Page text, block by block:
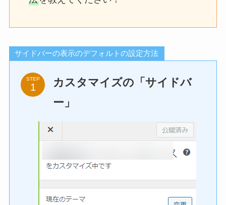
サイドバーの表示のデフォルトの設定方法
STEP
カスタマイズの「サイドバ
ー」